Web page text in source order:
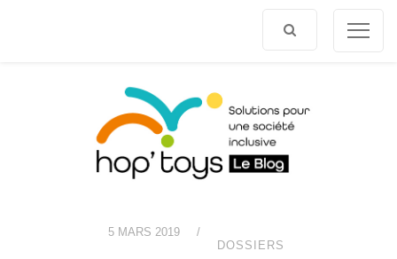
5 MARS 2019
/
DOSSIERS